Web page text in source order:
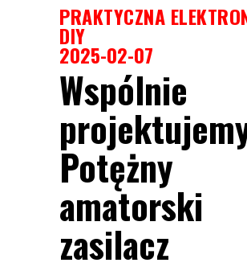
PRAKTYCZNA
DIY
2025-02-07
Wspólnie
Potężny
amatorski
zasilacz